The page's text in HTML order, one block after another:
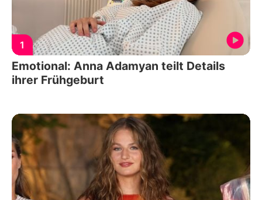
1
Emotional: Anna Adamyan teilt Details
ihrer Frühgeburt